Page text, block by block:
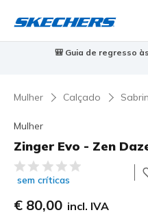
🎒 Guia de regresso
Mulher Calçado
Mulher
Zinger Evo - Zen
3$3 de 5 – Classificação
sem críticas
€ 80,00 incl. IVA